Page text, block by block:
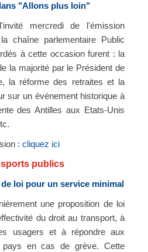
"Allons plus loin"
mercredi de l'émission
chaîne parlementaire Public
à cette occasion furent : la
la majorité par le Président de
, la réforme des retraites et la
sur un événement historique à
des Antilles aux Etats-Unis
: cliquez ici
publics
loi pour un service minimal
une proposition de loi
du droit au transport, à
usagers et à répondre aux
pays en cas de grève. Cette